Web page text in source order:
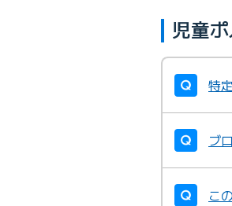
児童
特
ブ
こ